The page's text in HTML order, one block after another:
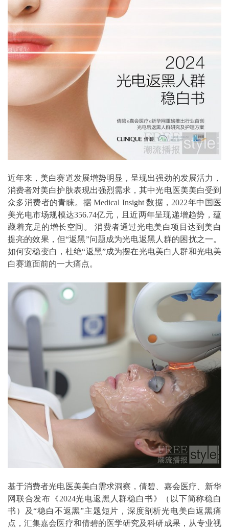
近年来，美白赛道发展增势明显，呈现出强劲的发展活力，
消费者对美白护肤表现出强烈需求，其中光电医美美白受到
众多消费者的青睐。据 Medical Insight 数据，2022年中国医
美光电市场规模达356.74亿元，且近两年呈现递增趋势，蕴
藏着充足的增长空间。 消费者通过光电美白项目达到美白
提亮的效果，但“返黑”问题成为光电返黑人群的困扰之一。
如何安稳变白，杜绝“返黑”成为摆在光电美白人群和光电美
白赛道面前的一大痛点。
基于消费者光电医美美白需求洞察，倩碧、嘉会医疗、新华
网联合发布《2024光电返黑人群稳白书》（以下简称稳白
书）及“稳白不返黑”主题短片，深度剖析光电美白返黑痛
点，汇集嘉会医疗和倩碧的医学研究及科研成果，从专业视